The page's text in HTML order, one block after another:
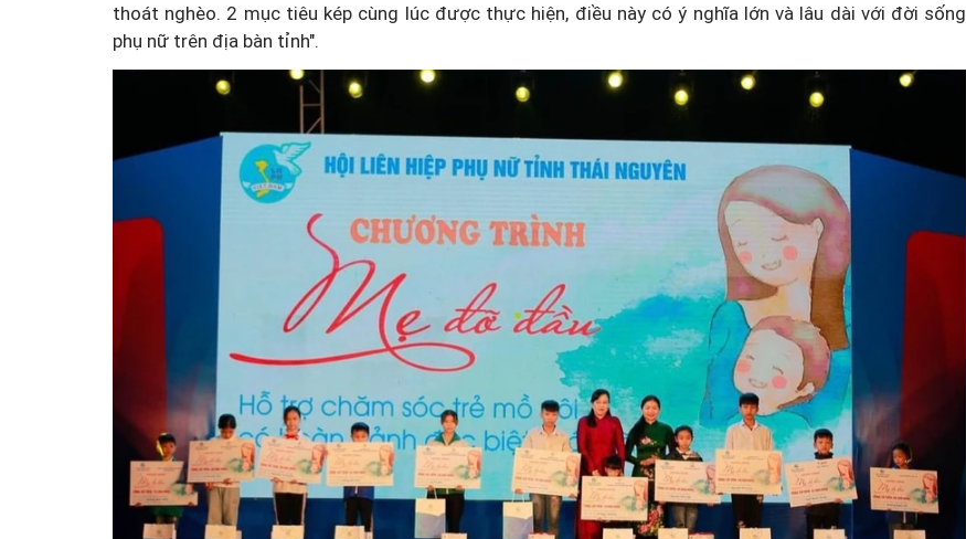
thoát nghèo. 2 mục tiêu kép cùng lúc được thực hiện, điều này có ý nghĩa lớn và lâu dài với đời sống
phụ nữ trên địa bàn tỉnh".